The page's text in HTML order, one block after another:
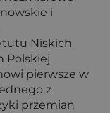
i
Niskich
Polskiej
pierwsze w
z
przemian